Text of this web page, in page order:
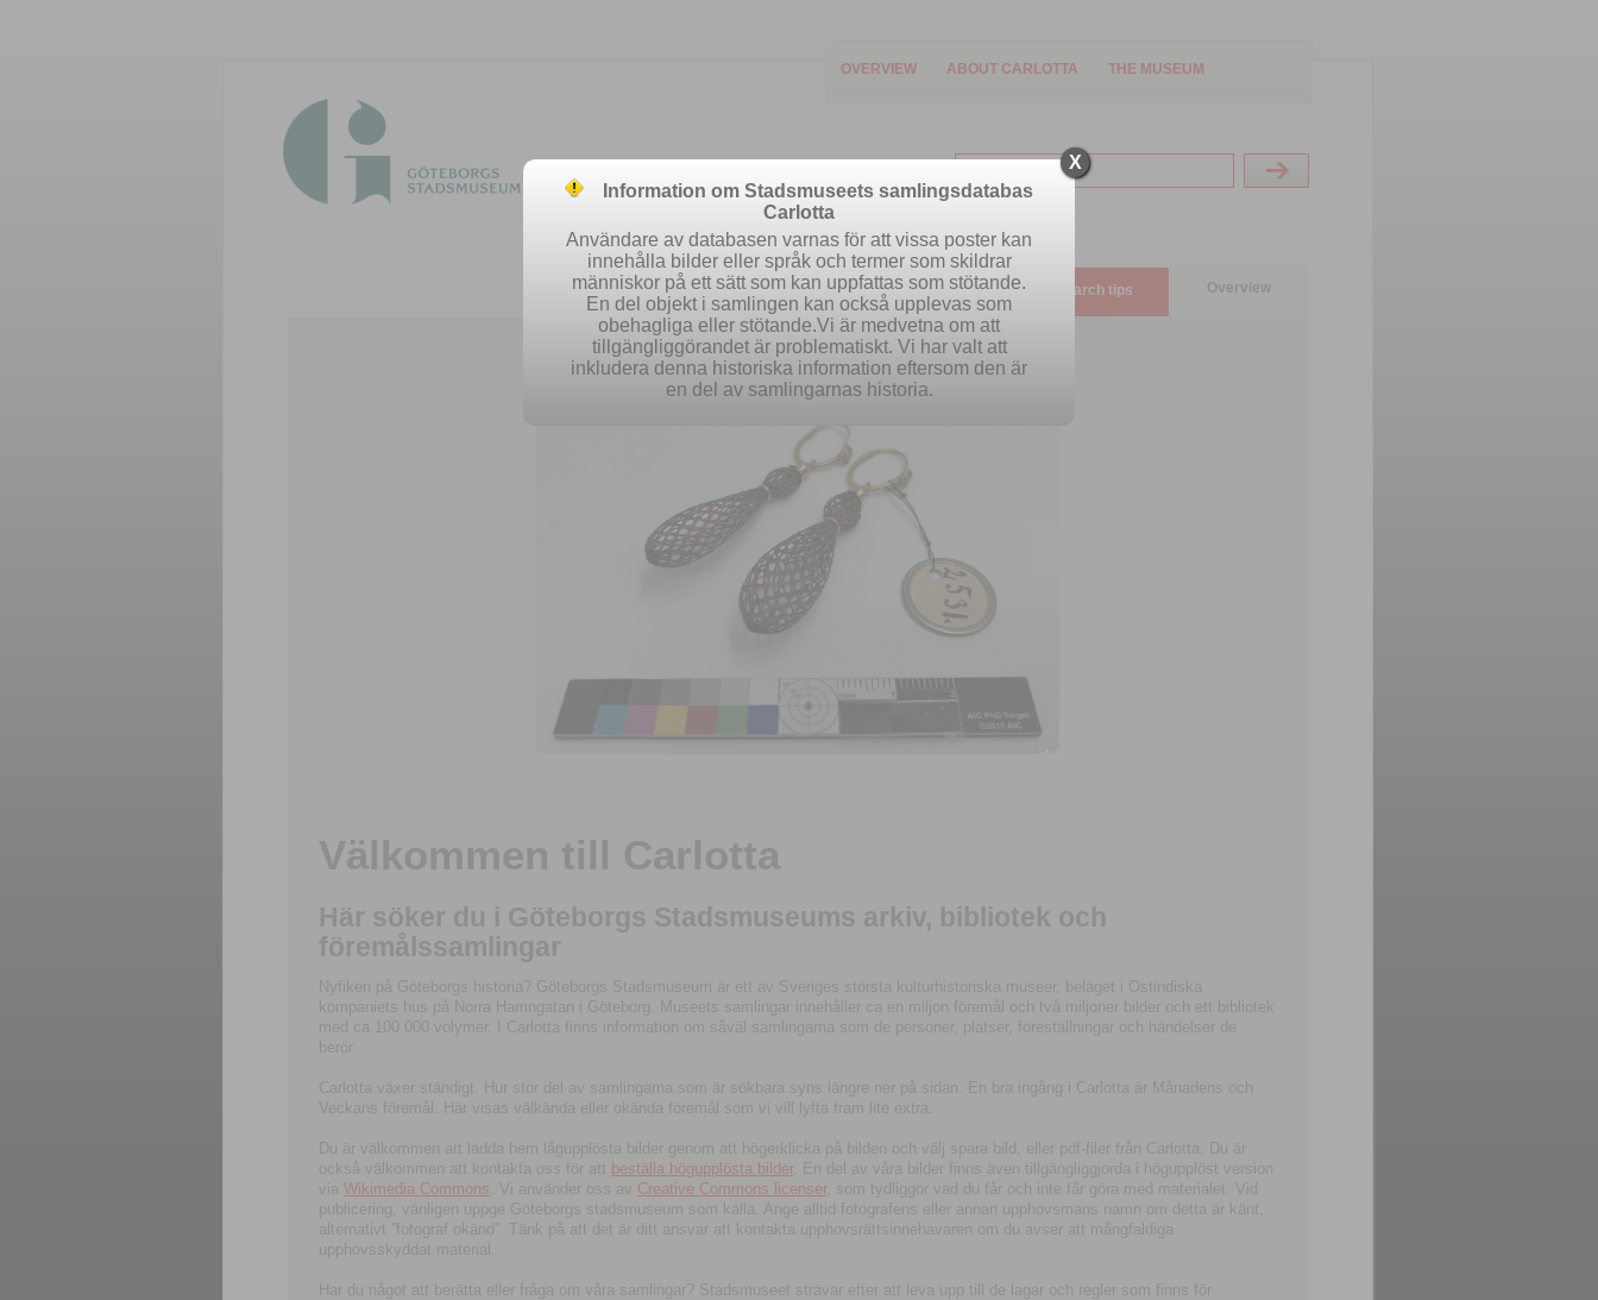
OVERVIEW ABOUT CARLOTTA THE MUSEUM
Easy search Advanced search Search tips Overview
Välkommen till Carlotta
Här söker du i Göteborgs Stadsmuseums arkiv, bibliotek och
föremålssamlingar
Nyfiken på Göteborgs historia? Göteborgs Stadsmuseum är ett av Sveriges största kulturhistoriska museer, beläget i Ostindiska
kompaniets hus på Norra Hamngatan i Göteborg. Museets samlingar innehåller ca en miljon föremål och två miljoner bilder och ett bibliotek
med ca 100 000 volymer. I Carlotta finns information om såväl samlingarna som de personer, platser, föreställningar och händelser de
berör.
Carlotta växer ständigt. Hur stor del av samlingarna som är sökbara syns längre ner på sidan. En bra ingång i Carlotta är Månadens och
Veckans föremål. Här visas välkända eller okända föremål som vi vill lyfta fram lite extra.
Du är välkommen att ladda hem lågupplösta bilder genom att högerklicka på bilden och välj spara bild, eller pdf-filer från Carlotta. Du är
också välkommen att kontakta oss för att beställa högupplösta bilder. En del av våra bilder finns även tillgängliggjorda i högupplöst version
via Wikimedia Commons . Vi använder oss av Creative Commons licenser, som tydliggör vad du får och inte får göra med materialet. Vid
publicering, vänligen uppge Göteborgs stadsmuseum som källa. Ange alltid fotografens eller annan upphovsmans namn om detta är känt,
alternativt ”fotograf okänd”. Tänk på att det är ditt ansvar att kontakta upphovsrättsinnehavaren om du avser att mångfaldiga
upphovsskyddat material.
Har du något att berätta eller fråga om våra samlingar? Stadsmuseet strävar efter att leva upp till de lagar och regler som finns för
X
Information om Stadsmuseets samlingsdatabas
Carlotta
Användare av databasen varnas för att vissa poster kan
innehålla bilder eller språk och termer som skildrar
människor på ett sätt som kan uppfattas som stötande.
En del objekt i samlingen kan också upplevas som
obehagliga eller stötande.Vi är medvetna om att
tillgängliggörandet är problematiskt. Vi har valt att
inkludera denna historiska information eftersom den är
en del av samlingarnas historia.